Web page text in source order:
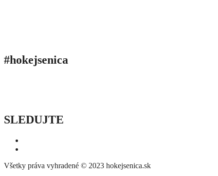
#hokejsenica
SLEDUJTE
Všetky práva vyhradené © 2023 hokejsenica.sk